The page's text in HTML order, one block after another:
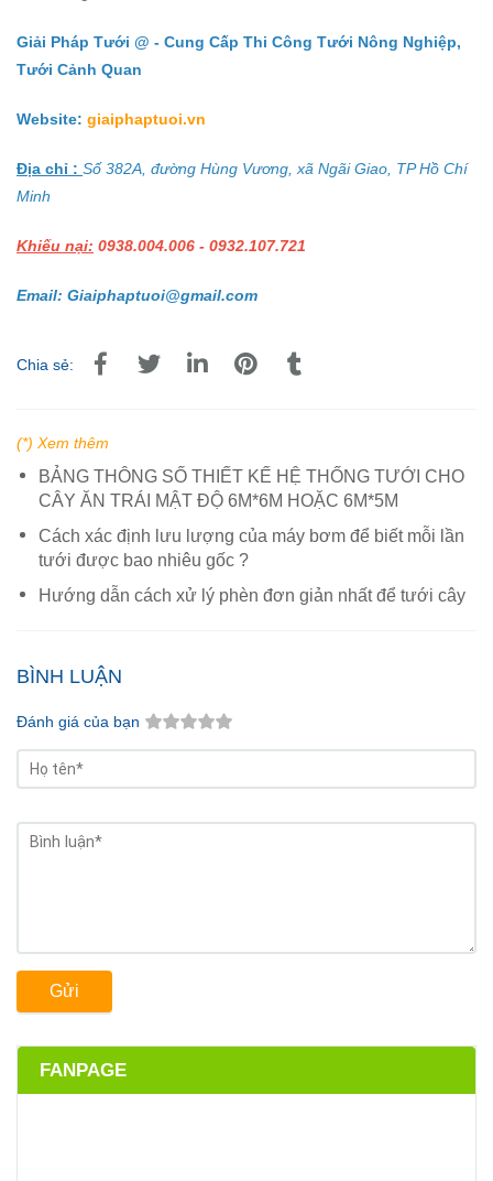
Giải Pháp Tưới @ - Cung Cấp Thi Công Tưới Nông Nghiệp,
Tưới Cảnh Quan
Website: giaiphaptuoi.vn
Địa chỉ : Số 382A, đường Hùng Vương, xã Ngãi Giao, TP Hồ Chí
Minh
Khiếu nại: 0938.004.006 - 0932.107.721
Email: Giaiphaptuoi@gmail.com
Chia sẻ:
(*) Xem thêm
BẢNG THÔNG SỐ THIẾT KẾ HỆ THỐNG TƯỚI CHO
CÂY ĂN TRÁI MẬT ĐỘ 6M*6M HOẶC 6M*5M
Cách xác định lưu lượng của máy bơm để biết mỗi lần
tưới được bao nhiêu gốc ?
Hướng dẫn cách xử lý phèn đơn giản nhất để tưới cây
BÌNH LUẬN
Đánh giá của bạn
Gửi
FANPAGE